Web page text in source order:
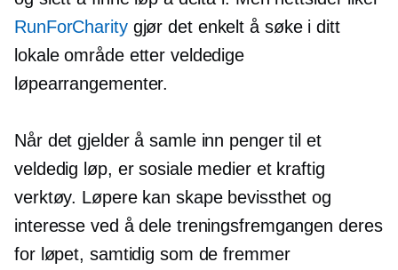
RunForCharitygjør det enkelt å søke i ditt
lokale område etter veldedige
løpearrangementer.
Når det gjelder å samle inn penger til et
veldedig løp, er sosiale medier et kraftig
verktøy. Løpere kan skape bevissthet og
interesse ved å dele treningsfremgangen deres
for løpet, samtidig som de fremmer